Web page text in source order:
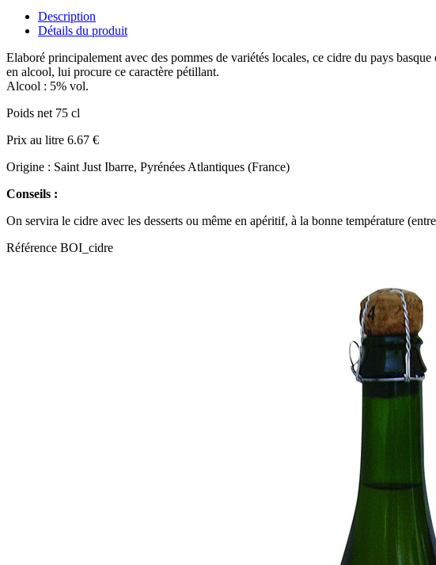
Description
Détails du produit
Elaboré principalement avec des pommes de variétés locales, ce cidre du pays
en alcool, lui procure ce caractère pétillant.
Alcool : 5% vol.
Poids net 75 cl
Prix au litre 6.67 €
Origine : Saint Just Ibarre, Pyrénées Atlantiques (France)
Conseils :
On servira le cidre avec les desserts ou même en apéritif, à la bonne température
Référence BOI_cidre